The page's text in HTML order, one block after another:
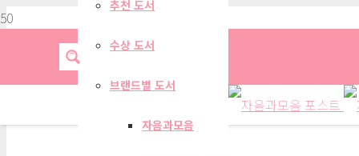
추천 도서
수상 도서
브랜드별 도서
자음과모음